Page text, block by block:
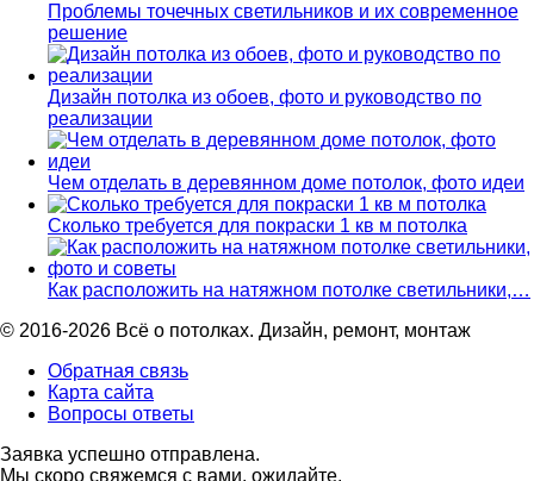
Проблемы точечных светильников и их современное
решение
Дизайн потолка из обоев, фото и руководство по
реализации
Чем отделать в деревянном доме потолок, фото идеи
Сколько требуется для покраски 1 кв м потолка
Как расположить на натяжном потолке светильники,…
© 2016-2026 Всё о потолках. Дизайн, ремонт, монтаж
Обратная связь
Карта сайта
Вопросы ответы
Заявка успешно отправлена.
Мы скоро свяжемся с вами, ожидайте.